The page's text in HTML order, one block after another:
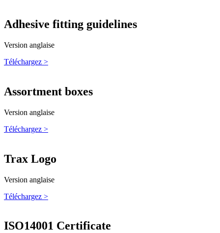
Adhesive fitting guidelines
Version anglaise
Téléchargez >
Assortment boxes
Version anglaise
Téléchargez >
Trax Logo
Version anglaise
Téléchargez >
ISO14001 Certificate